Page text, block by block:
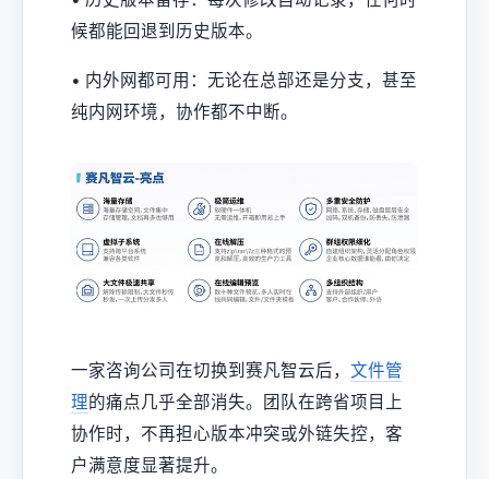
候都能回退到历史版本。
• 内外网都可用：无论在总部还是分支，甚至
纯内网环境，协作都不中断。
一家咨询公司在切换到赛凡智云后， 文件管
理的痛点几乎全部消失。团队在跨省项目上
协作时，不再担心版本冲突或外链失控，客
户满意度显著提升。